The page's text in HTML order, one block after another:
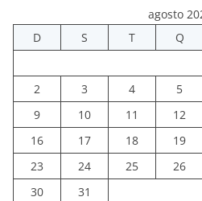
agosto
D
S T Q
2
3 4 5
9
10 11 12
16
17 18 19
23
24 25 26
30
31